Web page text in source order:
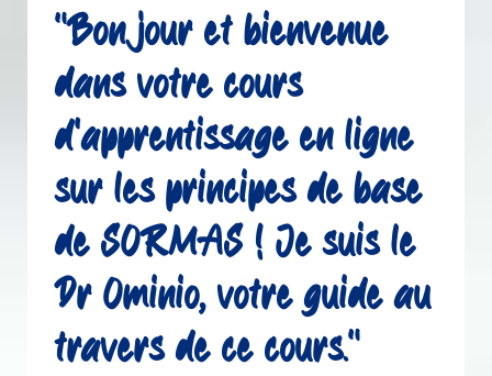
"Bonjour et bienvenue
dans votre cours
d'apprentissage en ligne
sur les principes de base
de SORMAS ! Je suis le
Dr Ominio, votre guide au
travers de ce cours."